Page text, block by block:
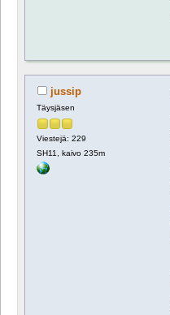
jussip
Täysjäsen
Viestejä: 229
SH11, kaivo 235m